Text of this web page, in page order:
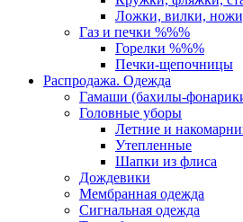
Ложки, вилки,
Газ и печки %%%
Горелки %%%
Печки-щепочницы
Распродажа. Одежда
Гамаши (бахилы-
Головные уборы
Летние и
Утепленные
Шапки из флиса
Дождевики
Мембранная одежда
Сигнальная одежда